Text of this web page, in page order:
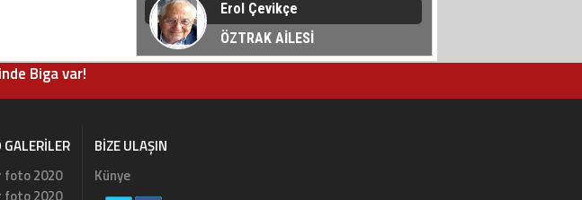
Erol Çevikçe
ÖZTRAK AİLESİ
Biga var!
GALERILER
foto 2020
foto 2020
BIZE ULAŞIN
Künye